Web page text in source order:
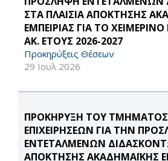
ΣΤΑ ΠΛΑΙΣΙΑ ΑΠΟΚΤΗΣΗΣ
ΕΜΠΕΙΡΙΑΣ ΓΙΑ ΤΟ
ΑΚ. ΕΤΟΥΣ 2026-2027
Προκηρύξεις Θέσεων
29 Ιουλ 2026
ΠΡΟΚΗΡΥΞΗ ΤΟΥ ΤΜΗΜΑΤΟΣ
ΕΠΙΧΕΙΡΗΣΕΩΝ ΓΙΑ ΤΗΝ
ΕΝΤΕΤΑΛΜΕΝΩΝ
ΑΠΟΚΤΗΣΗΣ ΑΚΑΔΗΜΑΪΚΗΣ